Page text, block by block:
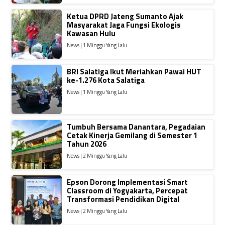
Ketua DPRD Jateng Sumanto Ajak
Masyarakat Jaga Fungsi Ekologis
Kawasan Hulu
News | 1 Minggu Yang Lalu
BRI Salatiga Ikut Meriahkan Pawai HUT
ke-1.276 Kota Salatiga
News | 1 Minggu Yang Lalu
Tumbuh Bersama Danantara, Pegadaian
Cetak Kinerja Gemilang di Semester 1
Tahun 2026
News | 2 Minggu Yang Lalu
Epson Dorong Implementasi Smart
Classroom di Yogyakarta, Percepat
Transformasi Pendidikan Digital
News | 2 Minggu Yang Lalu